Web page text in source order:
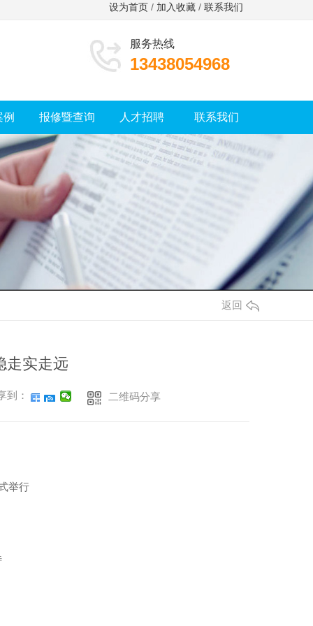
设为首页 / 加入收藏 / 联系我们
服务热线
13438054968
例 报修暨查询 人才招聘 联系我们
返回
走实走远
到： 二维码分享
举行